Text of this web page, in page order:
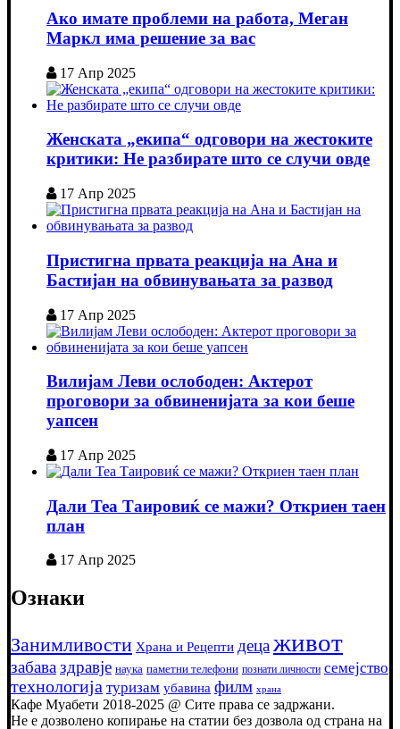
Ако имате проблеми на работа, Меган
Маркл има решение за вас
17 Апр 2025
Женската „екипа“ одговори на жестоките
критики: Не разбирате што се случи овде
17 Апр 2025
Пристигна првата реакција на Ана и
Бастијан на обвинувањата за развод
17 Апр 2025
Вилијам Леви ослободен: Актерот
проговори за обвиненијата за кои беше
уапсен
17 Апр 2025
Дали Теа Таировиќ се мажи? Откриен таен
план
17 Апр 2025
Ознаки
Занимливости Храна и Рецепти децаживот
забаваздравје наука паметни телефони познати личности семејство
технологија туризам убавина филм храна
Кафе Муабети 2018-2025 @ Сите права се задржани.
Не е дозволено копирање на статии без дозвола од страна на